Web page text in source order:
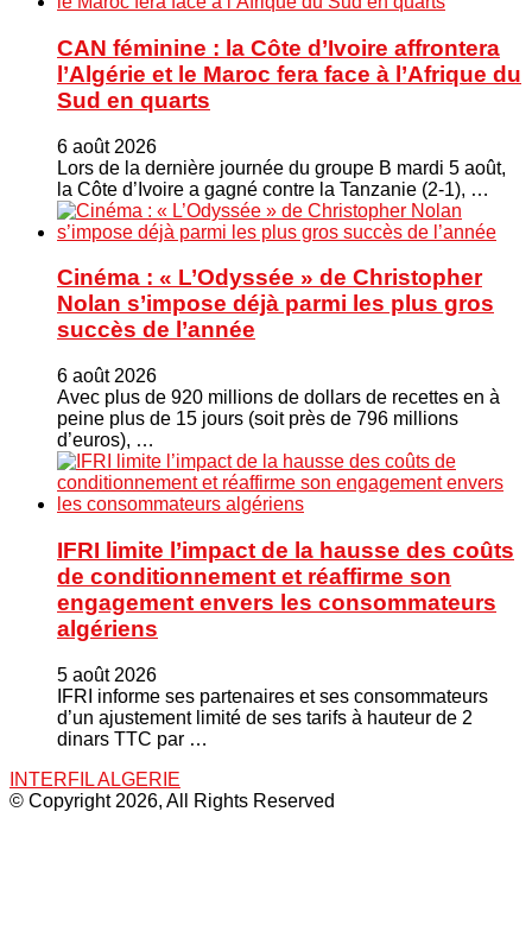
CAN féminine : la Côte d’Ivoire affrontera
l’Algérie et le Maroc fera face à l’Afrique du
Sud en quarts
6 août 2026
Lors de la dernière journée du groupe B mardi 5 août,
la Côte d’Ivoire a gagné contre la Tanzanie (2-1), …
Cinéma : « L’Odyssée » de Christopher
Nolan s’impose déjà parmi les plus gros
succès de l’année
6 août 2026
Avec plus de 920 millions de dollars de recettes en à
peine plus de 15 jours (soit près de 796 millions
d’euros), …
IFRI limite l’impact de la hausse des coûts
de conditionnement et réaffirme son
engagement envers les consommateurs
algériens
5 août 2026
IFRI informe ses partenaires et ses consommateurs
d’un ajustement limité de ses tarifs à hauteur de 2
dinars TTC par …
INTERFIL ALGERIE
© Copyright 2026, All Rights Reserved